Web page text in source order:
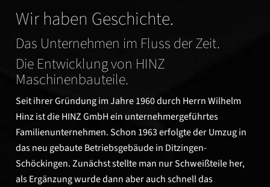
Wir haben Geschichte.
Das Unternehmen im Fluss der Zeit.
Die Entwicklung von HINZ
Maschinenbauteile.
Seit ihrer Gründung im Jahre 1960 durch Herrn Wilhelm
Hinz ist die HINZ GmbH ein unternehmergeführtes
Familienunternehmen. Schon 1963 erfolgte der Umzug in
das neu gebaute Betriebsgebäude in Ditzingen-
Schöckingen. Zunächst stellte man nur Schweißteile her,
als Ergänzung wurde dann aber auch schnell das